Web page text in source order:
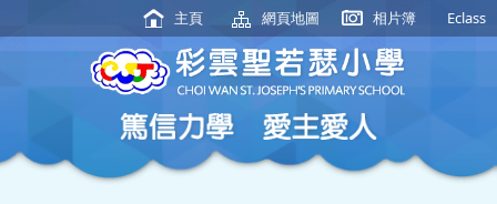
主頁 網頁地圖 相片簿 Eclass